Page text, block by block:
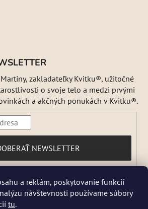
a reklám, poskytovanie funkcií
návštevnosti používame súbory
tu.
ODOSIELAŤ ŽIADNE ZÁSIELKY. ☀️
dní chránime kvalitu našich výrobkov,
zakladateľky Kvitku®, užitočné
o svoje telo a medzi prvými
a akčných ponukách v Kvitku®.
NEWSLETTER
osobných údajov